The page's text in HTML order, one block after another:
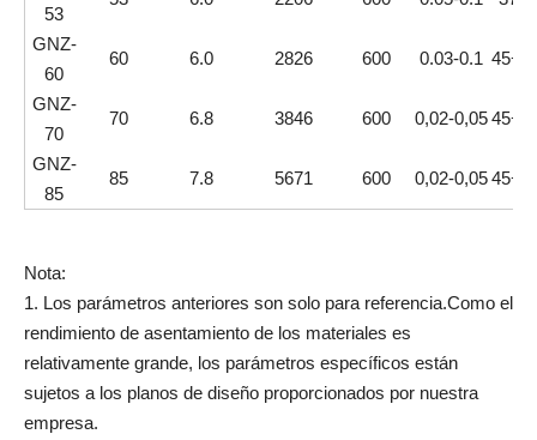
53
GNZ-
60
60 6.0 2826 600 0.03-0.1
GNZ-
70
70 6.8 3846 600 0,02-0,05
GNZ-
85
85 7.8 5671 600 0,02-0,05
Nota:
1. Los parámetros anteriores son solo para referencia.Como el
rendimiento de asentamiento de los materiales es
relativamente grande, los parámetros específicos están
sujetos a los planos de diseño proporcionados por nuestra
empresa.